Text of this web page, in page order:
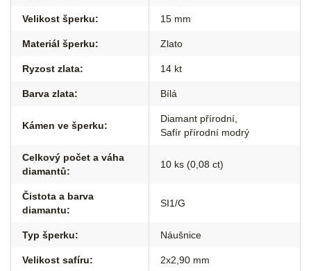
Velikost šperku: 15 mm
Materiál šperku: Zlato
Ryzost zlata: 14 kt
Barva zlata: Bílá
Kámen ve šperku:
Diamant přírodní
Safír přírodní modrý
Celkový počet a váha
diamantů:
10 ks (0,08 ct)
Čistota a barva
diamantu:
SI1/G
Typ šperku: Náušnice
Velikost safíru: 2x2,90 mm